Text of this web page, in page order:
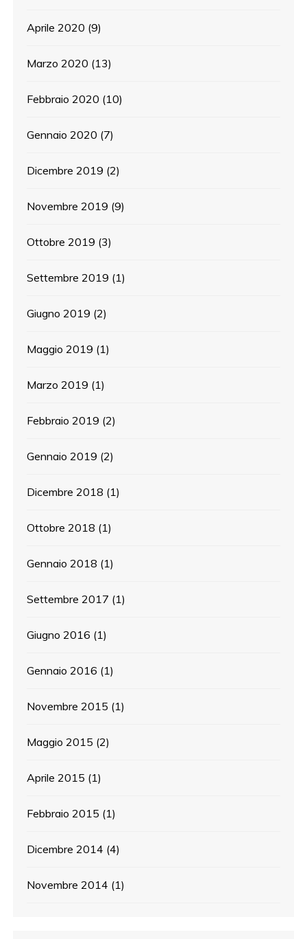
Aprile 2020 (9)
Marzo 2020 (13)
Febbraio 2020 (10)
Gennaio 2020 (7)
Dicembre 2019 (2)
Novembre 2019 (9)
Ottobre 2019 (3)
Settembre 2019 (1)
Giugno 2019 (2)
Maggio 2019 (1)
Marzo 2019 (1)
Febbraio 2019 (2)
Gennaio 2019 (2)
Dicembre 2018 (1)
Ottobre 2018 (1)
Gennaio 2018 (1)
Settembre 2017 (1)
Giugno 2016 (1)
Gennaio 2016 (1)
Novembre 2015 (1)
Maggio 2015 (2)
Aprile 2015 (1)
Febbraio 2015 (1)
Dicembre 2014 (4)
Novembre 2014 (1)